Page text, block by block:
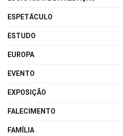
ESPETÁCULO
ESTUDO
EUROPA
EVENTO
EXPOSIÇÃO
FALECIMENTO
FAMÍLIA